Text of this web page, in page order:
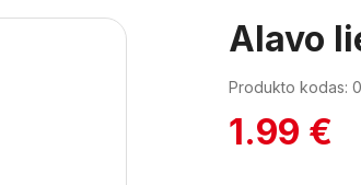
Alavo
Produkto kodas:
1.99 €